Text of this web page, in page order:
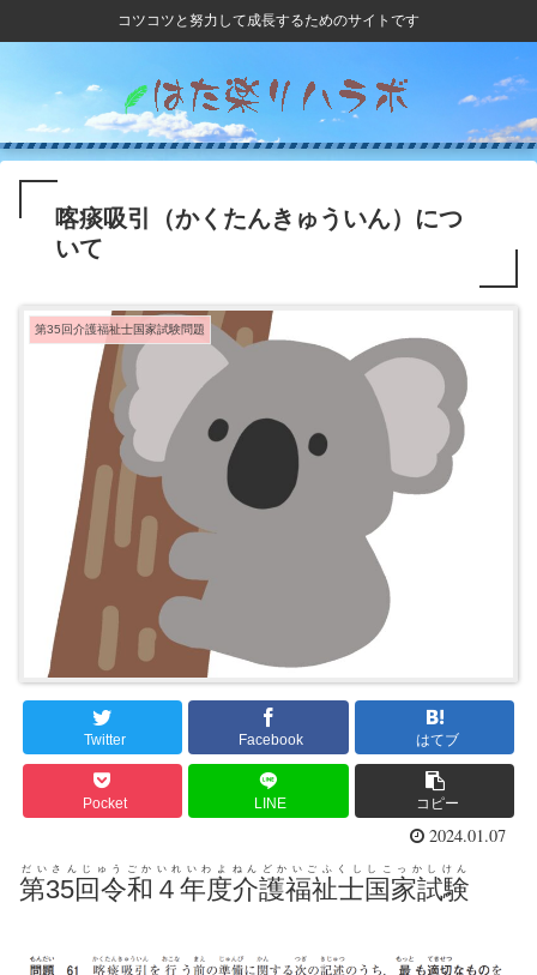
コツコツと努力して成長するためのサイトです
喀痰吸引（かくたんきゅういん）につ
いて
第35回介護福祉士国家試験問題
Twitter Facebook はてブ
Pocket LINE コピー
2024.01.07
第35回令和４年度介護福祉士国家試験
だいさんじゅうごかいれいわよねんどかいごふくししこっかしけん